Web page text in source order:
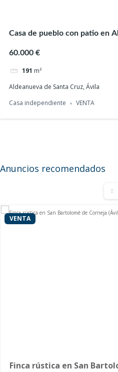
Casa de pueblo con patio en
60.000 €
191 m²
Aldeanueva de Santa Cruz, Ávila
Casa independiente
VENTA
Anuncios recomendados
Casa de pueblo a
Casa independiente VENTA
VENTA
Finca rústica en San